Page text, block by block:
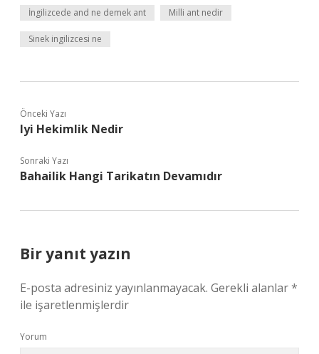
İngilizcede and ne demek ant Milli ant nedir
Sinek ingilizcesi ne
Önceki Yazı
Iyi Hekimlik Nedir
Sonraki Yazı
Bahailik Hangi Tarikatın Devamıdır
Bir yanıt yazın
E-posta adresiniz yayınlanmayacak. Gerekli alanlar*
ile işaretlenmişlerdir
Yorum